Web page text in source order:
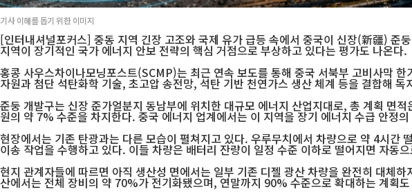
기사 이해를 돕기 위한 이미지
[인터내셔널포커스] 중동 지역 긴장 고조와 국제 유가 급등 속에서 중국이 신장(新疆) 준
지역이 장기적인 국가 에너지 안보 전략의 핵심 거점으로 부상하고 있다는 평가도 나온다.
홍콩 사우스차이나모닝포스트(SCMP)는 최근 연속 보도를 통해 중국 서북부 고비사막
자원과 첨단 석탄화학 기술, 초고압 송전망, 석탄 기반 천연가스 생산 체계 등을 결합해
준둥 개발구는 신장 준가얼분지 동남부에 위치한 대규모 에너지 산업지대로, 총 계획
원의 약 7% 수준을 차지한다. 중국 에너지 업계에서는 이 지역을 장기 에너지 수급 안정
현장에서는 기존 탄광과는 다른 모습이 펼쳐지고 있다. 우루무치에서 차량으로 약 4시간
이송 작업을 수행하고 있다. 이들 차량은 배터리 잔량이 일정 수준 이하로 떨어지면 자
현지 관계자들에 따르면 아직 생산성 면에서는 일부 기존 디젤 광산 차량을 완전히 대체
산에서는 전체 장비의 약 70%가 전기화됐으며, 연말까지 90% 수준으로 확대하는 계획